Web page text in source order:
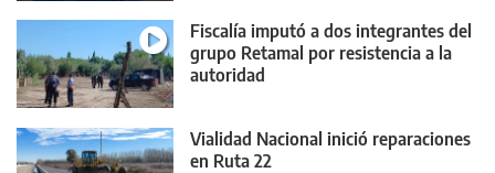
Fiscalía imputó a dos integrantes del
grupo Retamal por resistencia a la
autoridad
Vialidad Nacional inició reparaciones
en Ruta 22